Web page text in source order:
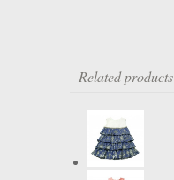
Related products